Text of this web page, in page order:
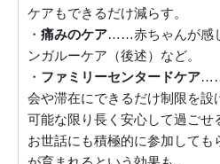
ケアもできるだけ減らす。
・ 痛みのケア……赤ちゃんが感
ンガルーケア（後述）など。
・ ファミリーセンタードケア
会や滞在にできるだけ制限を設
可能な限り長く安心して過ごせ
お世話にも積極的に参加しても